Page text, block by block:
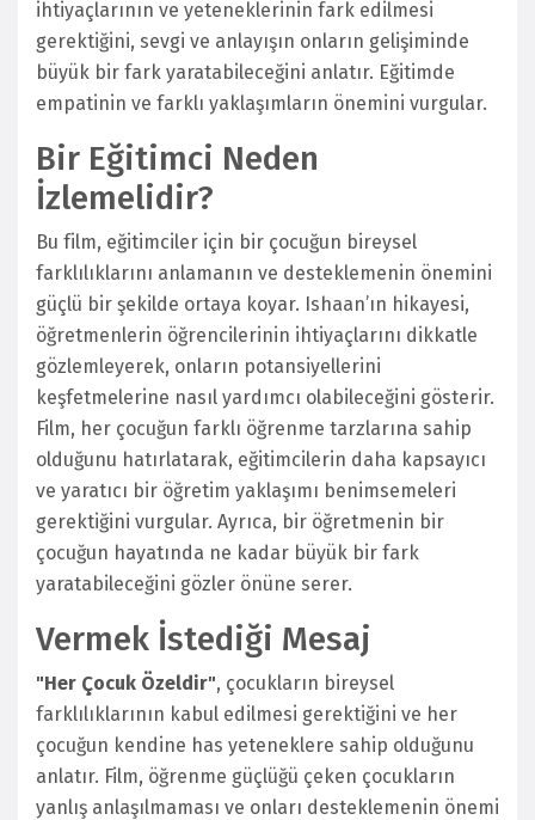
ihtiyaçlarının ve yeteneklerinin fark edilmesi
gerektiğini, sevgi ve anlayışın onların gelişiminde
büyük bir fark yaratabileceğini anlatır. Eğitimde
empatinin ve farklı yaklaşımların önemini vurgular.
Bir Eğitimci Neden
İzlemelidir?
Bu film, eğitimciler için bir çocuğun bireysel
farklılıklarını anlamanın ve desteklemenin önemini
güçlü bir şekilde ortaya koyar. Ishaan’ın hikayesi,
öğretmenlerin öğrencilerinin ihtiyaçlarını dikkatle
gözlemleyerek, onların potansiyellerini
keşfetmelerine nasıl yardımcı olabileceğini gösterir.
Film, her çocuğun farklı öğrenme tarzlarına sahip
olduğunu hatırlatarak, eğitimcilerin daha kapsayıcı
ve yaratıcı bir öğretim yaklaşımı benimsemeleri
gerektiğini vurgular. Ayrıca, bir öğretmenin bir
çocuğun hayatında ne kadar büyük bir fark
yaratabileceğini gözler önüne serer.
Vermek İstediği Mesaj
"Her Çocuk Özeldir", çocukların bireysel
farklılıklarının kabul edilmesi gerektiğini ve her
çocuğun kendine has yeteneklere sahip olduğunu
anlatır. Film, öğrenme güçlüğü çeken çocukların
yanlış anlaşılmaması ve onları desteklemenin önemi